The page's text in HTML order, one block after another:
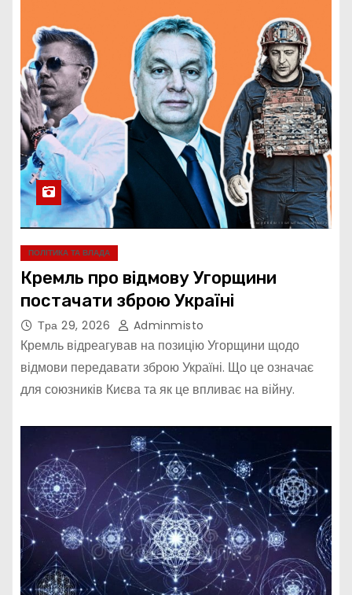
ПОЛІТИКА ТА ВЛАДА
Кремль про відмову Угорщини
постачати зброю Україні
Тра 29, 2026 Adminmisto
Кремль відреагував на позицію Угорщини щодо
відмови передавати зброю Україні. Що це означає
для союзників Києва та як це впливає на війну.